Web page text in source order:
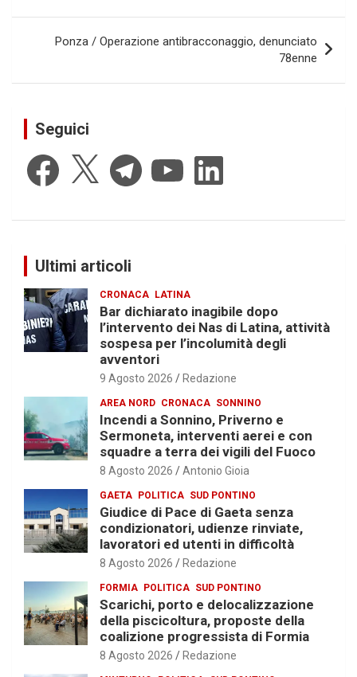
Ponza / Operazione antibracconaggio, denunciato
78enne
Seguici
Facebook Telegram YouTube LinkedIn
Ultimi articoli
CRONACA LATINA
Bar dichiarato inagibile dopo
l’intervento dei Nas di Latina, attività
sospesa per l’incolumità degli
avventori
9 Agosto 2026 Redazione
AREA NORD CRONACA SONNINO
Incendi a Sonnino, Priverno e
Sermoneta, interventi aerei e con
squadre a terra dei vigili del Fuoco
8 Agosto 2026 Antonio Gioia
GAETA POLITICA SUD PONTINO
Giudice di Pace di Gaeta senza
condizionatori, udienze rinviate,
lavoratori ed utenti in difficoltà
8 Agosto 2026 Redazione
FORMIA POLITICA SUD PONTINO
Scarichi, porto e delocalizzazione
della piscicoltura, proposte della
coalizione progressista di Formia
8 Agosto 2026 Redazione